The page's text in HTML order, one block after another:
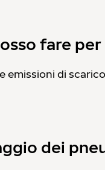
fare
emissioni di
dei